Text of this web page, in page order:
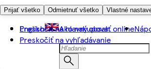
Prijať všetko Odmietnuť všetko Vlastné
Preskočiť na hlavný obsah
Preskočiť na vyhľadávanie
English Ako nakupovať online